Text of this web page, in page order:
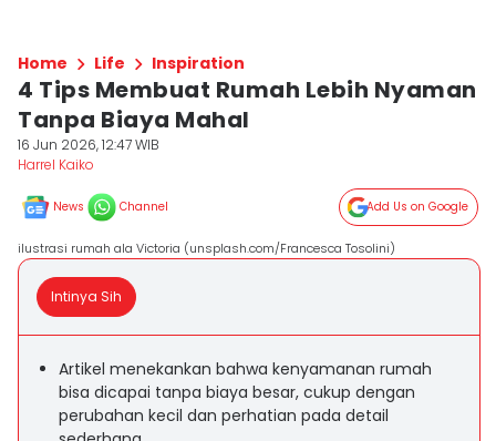
Home Life Inspiration
4 Tips Membuat Rumah Lebih Nyaman
Tanpa Biaya Mahal
16 Jun 2026, 12:47 WIB
Harrel Kaiko
News Channel Add Us on Google
ilustrasi rumah ala Victoria (unsplash.com/Francesca Tosolini)
Intinya Sih
Artikel menekankan bahwa kenyamanan rumah
bisa dicapai tanpa biaya besar, cukup dengan
perubahan kecil dan perhatian pada detail